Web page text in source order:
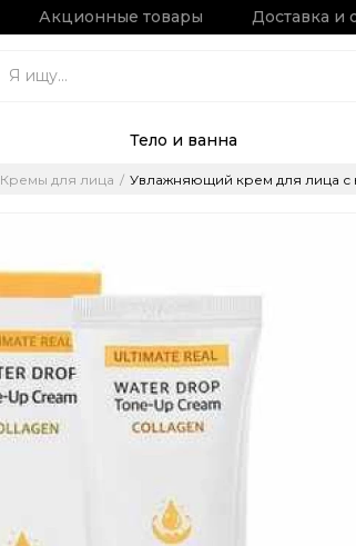
Акционные товары Доставка и
Тело и ванна
Кремы для лица Увлажняющий крем для лица с